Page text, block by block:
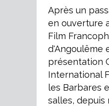
Après un
en ouverture
Film
d'Angoulême
présentation
International
les Barbares
salles, depuis